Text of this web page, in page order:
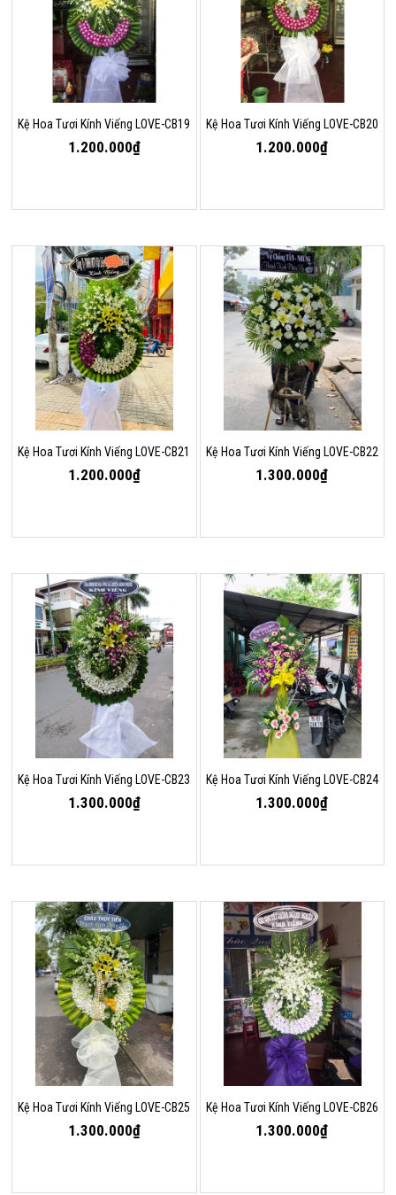
Kệ Hoa Tươi Kính Viếng LOVE-CB19
1.200.000₫
Kệ Hoa Tươi Kính Viếng LOVE-CB20
1.200.000₫
Kệ Hoa Tươi Kính Viếng LOVE-CB21
1.200.000₫
Kệ Hoa Tươi Kính Viếng LOVE-CB22
1.300.000₫
Kệ Hoa Tươi Kính Viếng LOVE-CB23
1.300.000₫
Kệ Hoa Tươi Kính Viếng LOVE-CB24
1.300.000₫
Kệ Hoa Tươi Kính Viếng LOVE-CB25
1.300.000₫
Kệ Hoa Tươi Kính Viếng LOVE-CB26
1.300.000₫